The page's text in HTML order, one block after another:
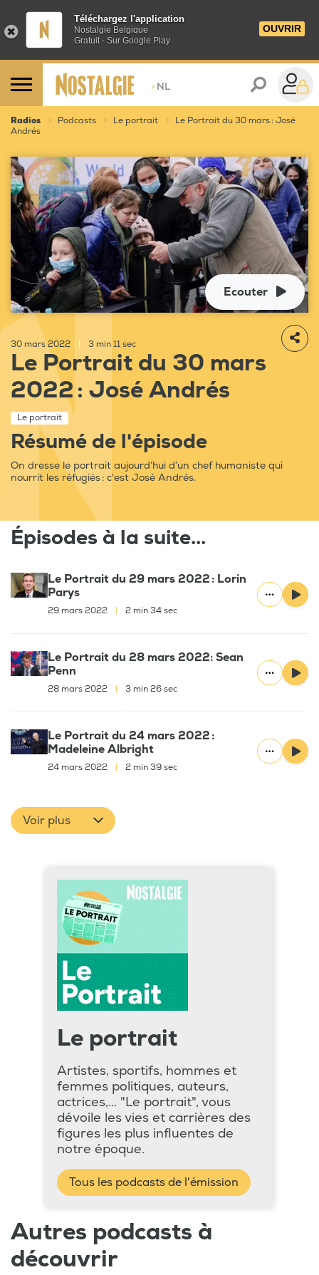
Téléchargez l'application
Nostalgie Belgique
Gratuit - Sur Google Play
OUVRIR
> NL
Radios Podcasts Le portrait
Le Portrait du 30 mars : José
Andrés
Ecouter
30 mars 2022 3 min 11 sec
Le Portrait du 30 mars
2022 : José Andrés
Le portrait
Résumé de l'épisode
On dresse le portrait aujourd’hui d’un chef humaniste qui
nourrit les réfugiés : c'est José Andrés.
Épisodes à la suite...
Le Portrait du 29 mars 2022 : Lorin
Parys
29 mars 2022 2 min 34 sec
Le Portrait du 28 mars 2022: Sean
Penn
28 mars 2022 3 min 26 sec
Le Portrait du 24 mars 2022 :
Madeleine Albright
24 mars 2022 2 min 39 sec
Voir plus
Le portrait
Artistes, sportifs, hommes et
femmes politiques, auteurs,
actrices,... "Le portrait", vous
dévoile les vies et carrières des
figures les plus influentes de
notre époque.
Tous les podcasts de l'émission
Autres podcasts à
découvrir